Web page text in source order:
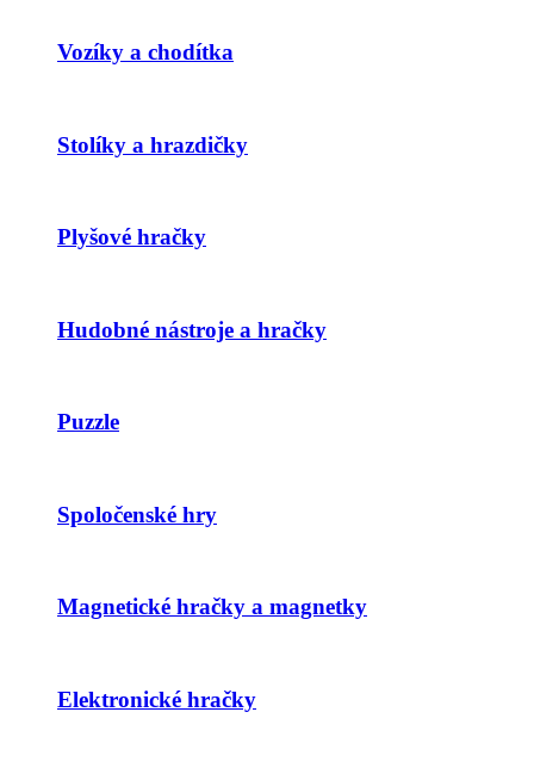
Vozíky a chodítka
Stolíky a hrazdičky
Plyšové hračky
Hudobné nástroje a hračky
Puzzle
Spoločenské hry
Magnetické hračky a magnetky
Elektronické hračky